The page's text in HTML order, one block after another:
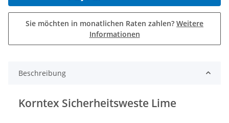
Sie möchten in monatlichen Raten zahlen? Weitere
Informationen
Beschreibung
Korntex Sicherheitsweste Lime